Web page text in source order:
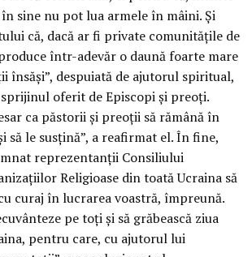
sine nu pot lua armele în mâini. Și
că, dacă ar fi private comunitățile de
într-adevăr o daună foarte mare
însăși”, despuiată de ajutorul spiritual,
oferit de Episcopi și preoți.
ca păstorii și preoții să rămână în
să le susțină”, a reafirmat el. În fine,
reprezentanții Consiliului
Religioase din toată Ucraina să
curaj în lucrarea voastră, împreună.
pe toți și să grăbească ziua
pentru care, cu ajutorul lui